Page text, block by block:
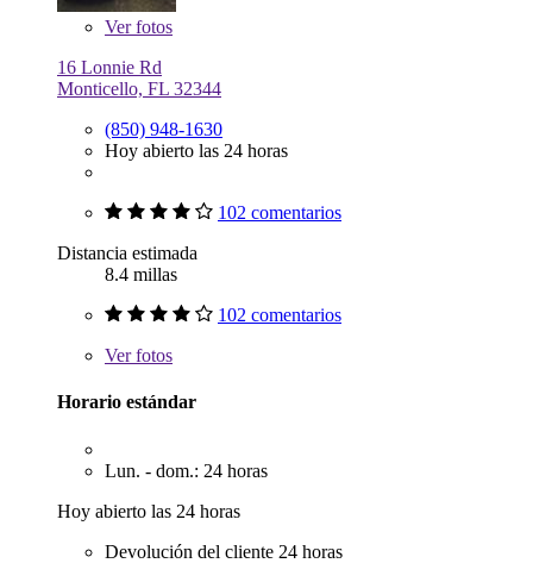
Verfotos
16 Lonnie Rd
Monticello, FL 32344
(850) 948-1630
Hoy abierto las 24 horas
102 comentarios
Distancia estimada
8.4 millas
102 comentarios
Verfotos
Horario estándar
Lun. - dom.: 24 horas
Hoy abierto las 24 horas
Devolución del cliente 24 horas